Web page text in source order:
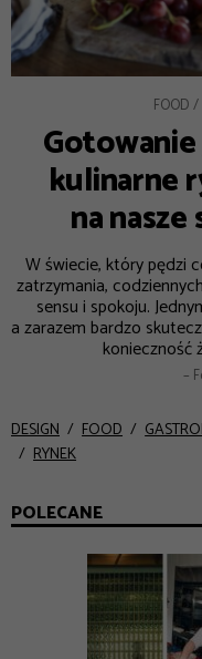
FOOD
kulinarne
na
W świecie, który pędzi
zatrzymania,
sensu i spokoju.
a zarazem bardzo
konieczność
–
DESIGN FOOD
RYNEK
POLECANE